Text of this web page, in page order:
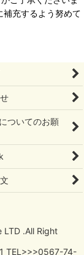
充するよう努めて
ついてのお願
.All Right
TEL>>>0567-74-